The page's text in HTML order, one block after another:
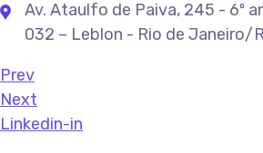
Av. Ataulfo de Paiva, 245 - 6º
032 – Leblon - Rio de Janeiro/
Prev
Next
Linkedin-in